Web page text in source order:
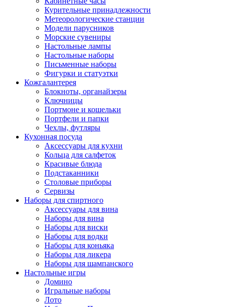
Курительные принадлежности
Метеорологические станции
Модели парусников
Морские сувениры
Настольные лампы
Настольные наборы
Письменные наборы
Фигурки и статуэтки
Кожгалантерея
Блокноты, органайзеры
Ключницы
Портмоне и кошельки
Портфели и папки
Чехлы, футляры
Кухонная посуда
Аксессуары для кухни
Кольца для салфеток
Красивые блюда
Подстаканники
Столовые приборы
Cервизы
Наборы для спиртного
Аксессуары для вина
Наборы для вина
Наборы для виски
Наборы для водки
Наборы для коньяка
Наборы для ликера
Наборы для шампанского
Настольные игры
Домино
Игральные наборы
Лото